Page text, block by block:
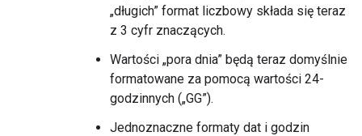
„długich” format liczbowy składa się teraz
z 3 cyfr znaczących.
Wartości „pora dnia” będą teraz domyślnie
formatowane za pomocą wartości 24-
godzinnych („GG”).
Jednoznaczne formaty dat i godzin